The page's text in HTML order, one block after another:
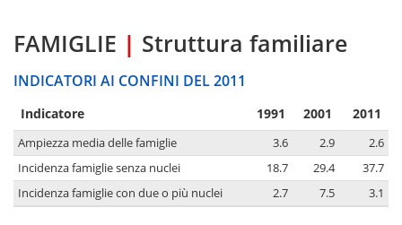
FAMIGLIE | Struttura familiare
INDICATORI AI CONFINI DEL 2011
Indicatore 1991 2001 2011
Ampiezza media delle famiglie 3.6 2.9
2.6
Incidenza famiglie senza nuclei
18.7 29.4
37.7
Incidenza famiglie con due o più nuclei
2.7 7.5 3.1